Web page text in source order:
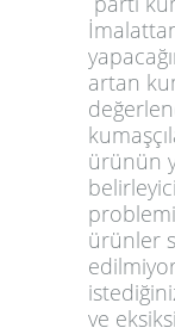
artan
ürünün
ürünler
ve